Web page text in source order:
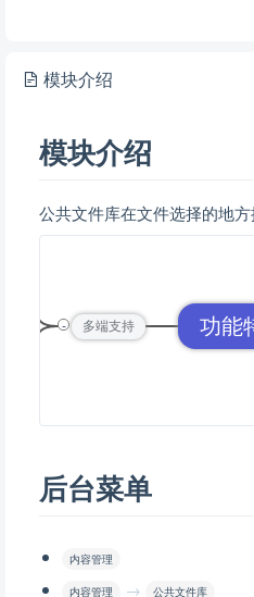
模块介绍
模块介绍
公共文件库在文件选择的地
功能
- 多端支持
后台菜单
内容管理
内容管理 → 公共文件库